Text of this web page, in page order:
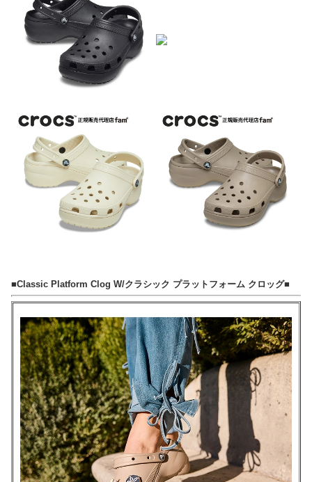
■Classic Platform Clog W/クラシック プラットフォーム クロッグ■